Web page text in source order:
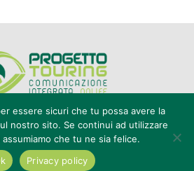
- iscrizione al ROC n°20616 - P.IVA e CF
Reggio Calabria n° 04/1976 -
essere sicuri che tu possa avere la
nostro sito. Se continui ad utilizzare
che tu ne sia felice.
Privacy policy